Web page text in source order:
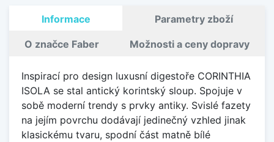
Informace Parametry zboží
O značce Faber Možnosti a ceny dopravy
Inspirací pro design luxusní digestoře CORINTHIA
ISOLA se stal antický korintský sloup. Spojuje v
sobě moderní trendy s prvky antiky. Svislé fazety
na jejím povrchu dodávají jedinečný vzhled jinak
klasickému tvaru, spodní část matně bílé